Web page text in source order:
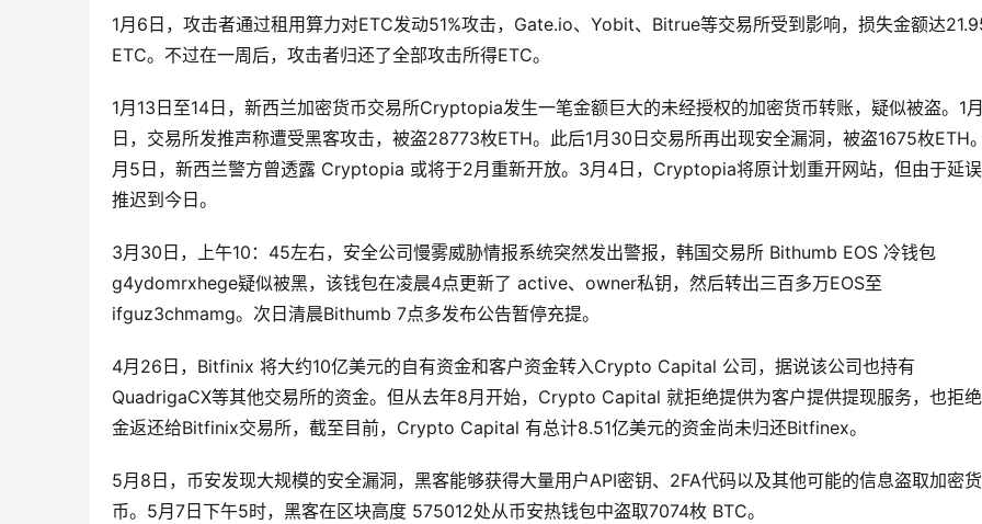
1月6日，攻击者通过租用算力对ETC发动51%攻击，Gate.io、Yobit、Bitrue等交易所受到影响，损失金额达
ETC。不过在一周后，攻击者归还了全部攻击所得ETC。
1月13日至14日，新西兰加密货币交易所Cryptopia发生一笔金额巨大的未经授权的加密货币转账，疑似被盗。1
日，交易所发推声称遭受黑客攻击，被盗28773枚ETH。此后1月30日交易所再出现安全漏洞，被盗1675枚ETH
月5日，新西兰警方曾透露 Cryptopia 或将于2月重新开放。3月4日，Cryptopia将原计划重开网站，但由于延
推迟到今日。
3月30日，上午10：45左右，安全公司慢雾威胁情报系统突然发出警报，韩国交易所 Bithumb EOS 冷钱包
g4ydomrxhege疑似被黑，该钱包在凌晨4点更新了 active、owner私钥，然后转出三百多万EOS至
ifguz3chmamg。次日清晨Bithumb 7点多发布公告暂停充提。
4月26日，Bitfinix 将大约10亿美元的自有资金和客户资金转入Crypto Capital 公司，据说该公司也持有
QuadrigaCX等其他交易所的资金。但从去年8月开始，Crypto Capital 就拒绝提供为客户提供提现服务，也拒
金返还给Bitfinix交易所，截至目前，Crypto Capital 有总计8.51亿美元的资金尚未归还Bitfinex。
5月8日，币安发现大规模的安全漏洞，黑客能够获得大量用户API密钥、2FA代码以及其他可能的信息盗取加密货
币。5月7日下午5时，黑客在区块高度 575012处从币安热钱包中盗取7074枚 BTC。